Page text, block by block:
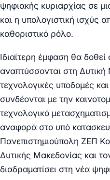
ψηφιακής κυριαρχίας σε
και η υπολογιστική ισχύς
καθοριστικό ρόλο.
Ιδιαίτερη έμφαση θα δοθεί
αναπτύσσονται στη
τεχνολογικές υποδομές
συνδέονται με την
τεχνολογικό
αναφορά στο υπό
Πανεπιστημιούπολη ΖΕΠ
Δυτικής Μακεδονίας και
διαδραματίσει στη νέα